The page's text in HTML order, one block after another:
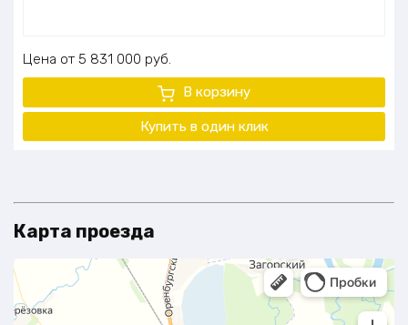
Цена 5 831 000 руб.
В корзину
Купить в один клик
Карта проезда